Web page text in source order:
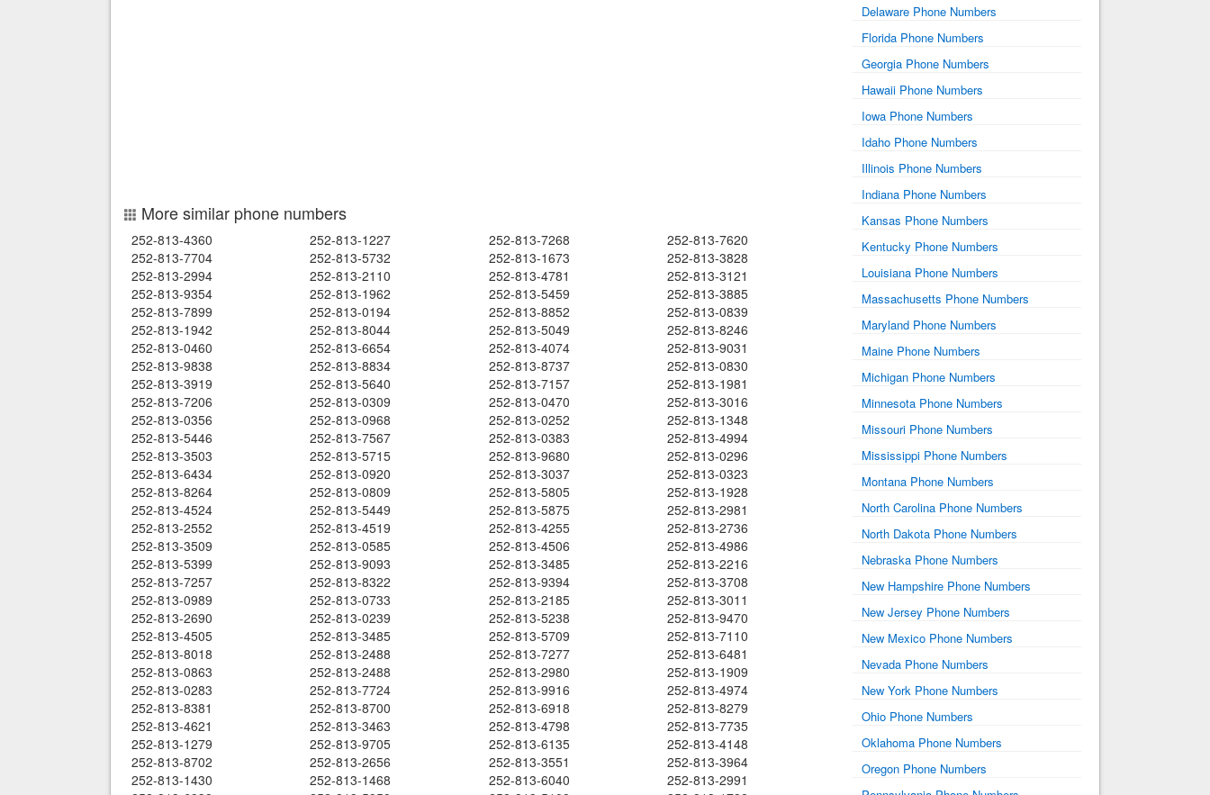
More similar phone numbers
252-813-4360 252-813-1227 252-813-7268
252-813-7620
252-813-7704
252-813-5732 252-813-1673
252-813-3828
252-813-2994
252-813-2110 252-813-4781
252-813-3121
252-813-9354
252-813-1962 252-813-5459
252-813-3885
252-813-7899
252-813-0194 252-813-8852
252-813-0839
252-813-1942
252-813-8044 252-813-5049
252-813-8246
252-813-0460
252-813-6654 252-813-4074
252-813-9031
252-813-9838
252-813-8834 252-813-8737
252-813-0830
252-813-3919
252-813-5640 252-813-7157
252-813-1981
252-813-7206
252-813-0309 252-813-0470
252-813-3016
252-813-0356
252-813-0968 252-813-0252
252-813-1348
252-813-5446
252-813-7567 252-813-0383
252-813-4994
252-813-3503
252-813-5715 252-813-9680
252-813-0296
252-813-6434
252-813-0920 252-813-3037
252-813-0323
252-813-8264
252-813-0809 252-813-5805
252-813-1928
252-813-4524
252-813-5449 252-813-5875
252-813-2981
252-813-2552
252-813-4519 252-813-4255
252-813-2736
252-813-3509
252-813-0585 252-813-4506
252-813-4986
252-813-5399
252-813-9093 252-813-3485
252-813-2216
252-813-7257
252-813-8322 252-813-9394
252-813-3708
252-813-0989
252-813-0733 252-813-2185
252-813-3011
252-813-2690
252-813-0239 252-813-5238
252-813-9470
252-813-4505
252-813-3485 252-813-5709
252-813-7110
252-813-8018
252-813-2488 252-813-7277
252-813-6481
252-813-0863
252-813-2488 252-813-2980
252-813-1909
252-813-0283
252-813-7724 252-813-9916
252-813-4974
252-813-8381
252-813-8700 252-813-6918
252-813-8279
252-813-4621
252-813-3463 252-813-4798
252-813-7735
252-813-1279
252-813-9705 252-813-6135
252-813-4148
252-813-8702
252-813-2656 252-813-3551
252-813-3964
252-813-1430
252-813-1468 252-813-6040
252-813-2991
Delaware Phone Numbers
Florida Phone Numbers
Georgia Phone Numbers
Hawaii Phone Numbers
Iowa Phone Numbers
Idaho Phone Numbers
Illinois Phone Numbers
Indiana Phone Numbers
Kansas Phone Numbers
Kentucky Phone Numbers
Louisiana Phone Numbers
Massachusetts Phone Numbers
Maryland Phone Numbers
Maine Phone Numbers
Michigan Phone Numbers
Minnesota Phone Numbers
Missouri Phone Numbers
Mississippi Phone Numbers
Montana Phone Numbers
North Carolina Phone Numbers
North Dakota Phone Numbers
Nebraska Phone Numbers
New Hampshire Phone Numbers
New Jersey Phone Numbers
New Mexico Phone Numbers
Nevada Phone Numbers
New York Phone Numbers
Ohio Phone Numbers
Oklahoma Phone Numbers
Oregon Phone Numbers